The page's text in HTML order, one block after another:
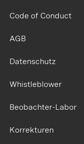
Code of Conduct
AGB
Datenschutz
Whistleblower
Beobachter-Labor
Korrekturen